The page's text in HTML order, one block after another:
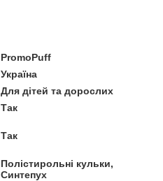
PromoPuff
Україна
Для дітей та дорослих
Так
Так
Полістирольні кульки,
Синтепух